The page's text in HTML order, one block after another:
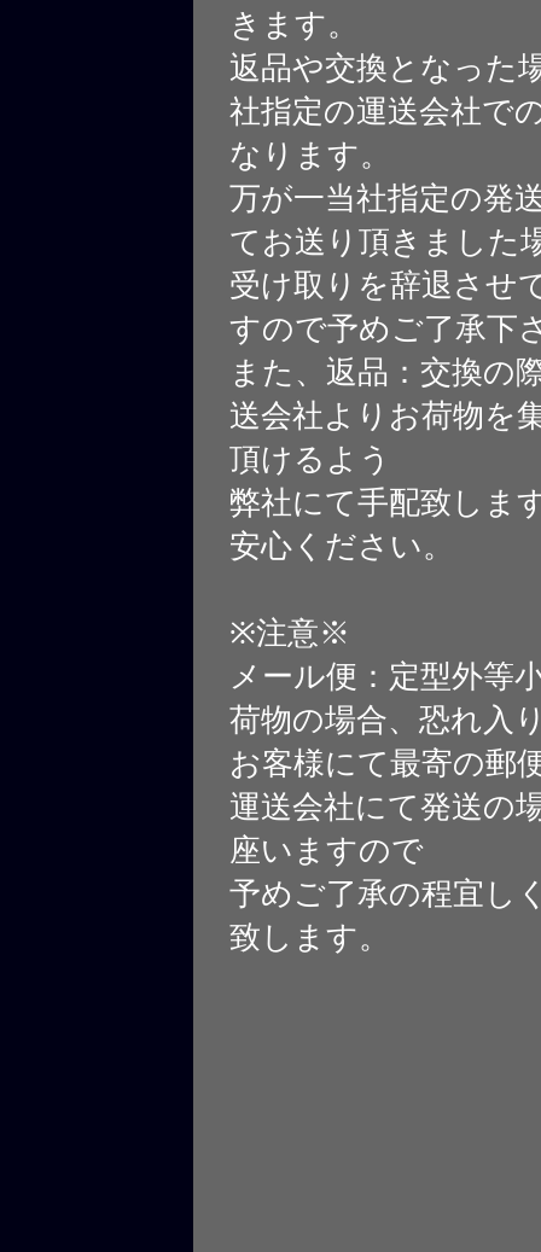
きます。
返品や交換となった
社指定の運送会社で
なります。
万が一当社指定の発
てお送り頂きました
受け取りを辞退させ
すので予めご了承下
また、返品：交換の
送会社よりお荷物を
頂けるよう
弊社にて手配致しま
安心ください。
※注意※
メール便：定型外等
荷物の場合、恐れ入
お客様にて最寄の郵
運送会社にて発送の
座いますので
予めご了承の程宜し
致します。